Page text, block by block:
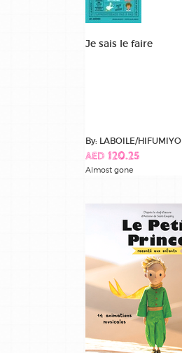
Je sais le faire
By: LABOILE/HIFUMIYO
AED 120.25
Almost gone